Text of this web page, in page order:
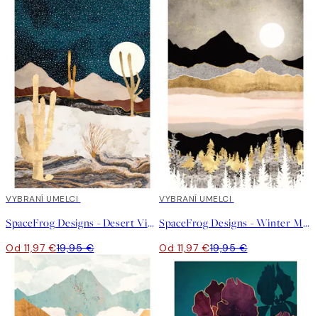
40%*
VYBRANÍ UMELCI
SpaceFrog Designs - Desert View Plagát
Od 11,97 €19,95 €
40%*
VYBRANÍ UMELCI
SpaceFrog Designs - Winter Moon Plagát
Od 11,97 €19,95 €